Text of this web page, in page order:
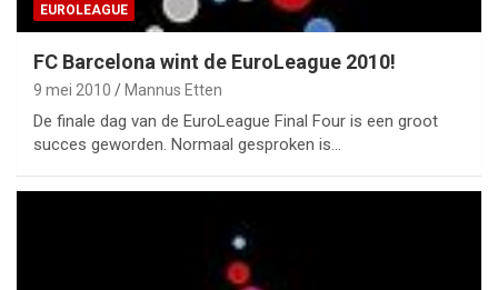
EUROLEAGUE
FC Barcelona wint de EuroLeague 2010!
9 mei 2010 Mannus Etten
De finale dag van de EuroLeague Final Four is een groot
succes geworden. Normaal gesproken is…